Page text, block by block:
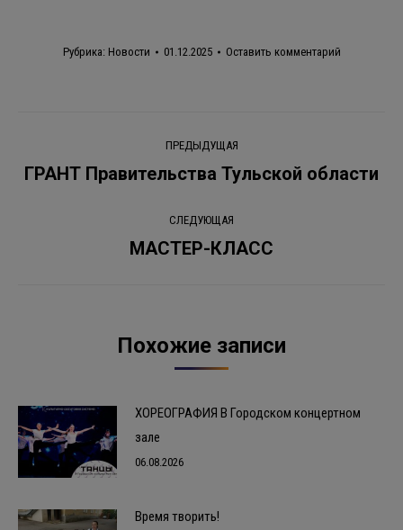
Рубрика: Новости 01.12.2025 Оставить комментарий
Навигация
по
ПРЕДЫДУЩАЯ
Предыдущая
ГРАНТ Правительства Тульской области
СЛЕДУЮЩАЯ
Следующая
МАСТЕР-КЛАСС
Похожие записи
ХОРЕОГРАФИЯ В Городском концертном
зале
06.08.2026
Время творить!